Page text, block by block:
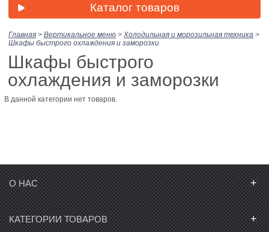
Каталог товаров
Главная > Вертикальное меню > Холодильная и морозильная техника >
Шкафы быстрого охлаждения и заморозки
Шкафы быстрого
охлаждения и заморозки
В данной категории нет товаров.
О НАС +
КАТЕГОРИИ ТОВАРОВ +